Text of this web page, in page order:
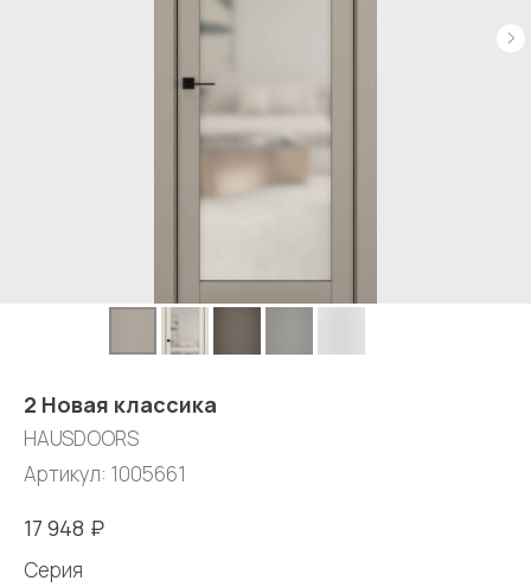
2 Новая классика
HAUSDOORS
Артикул: 1005661
17 948 ₽
Серия